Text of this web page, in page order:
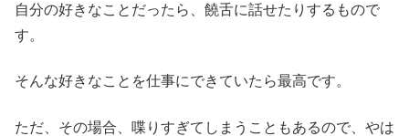
自分の好きなことだったら、饒舌に話せたりするもので
す。
そんな好きなことを仕事にできていたら最高です。
ただ、その場合、喋りすぎてしまうこともあるので、やは